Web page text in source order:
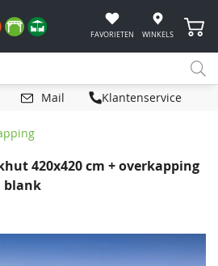
FAVORIETEN WINKELS
Mail Klantenservice
420x420 cm + overkapping
blank